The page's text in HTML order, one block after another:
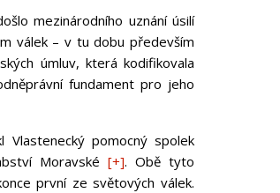
mezinárodního uznání úsilí
válek – v tu dobu především
úmluv, která kodifikovala
fundament pro jeho
pomocný spolek
Moravské [+]. Obě tyto
první ze světových válek.